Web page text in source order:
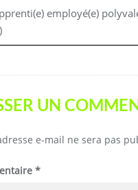
employé(e)
UN
e-mail ne sera pas
*